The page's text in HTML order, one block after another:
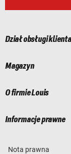
Dział obsługi klienta
Magazyn
O firmie Louis
Informacje prawne
Nota prawna